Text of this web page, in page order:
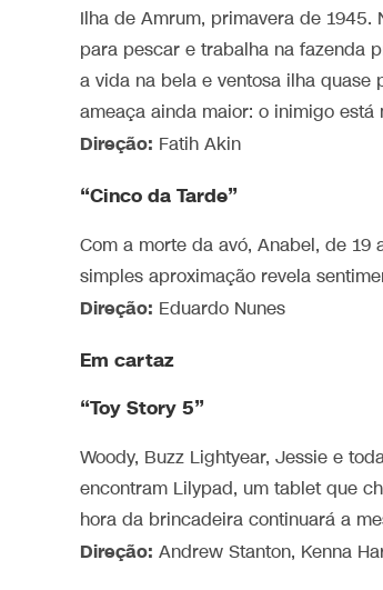
Ilha de Amrum, primavera de 1945.
para pescar e trabalha na fazenda
a vida na bela e ventosa ilha quase
ameaça ainda maior: o inimigo
Direção: Fatih Akin
“Cinco da Tarde”
Com a morte da avó, Anabel, de 19
simples aproximação revela
Direção: Eduardo Nunes
Em cartaz
“Toy Story 5”
Woody, Buzz Lightyear, Jessie e
encontram Lilypad, um tablet que
hora da brincadeira continuará a
Direção: Andrew Stanton, Kenna